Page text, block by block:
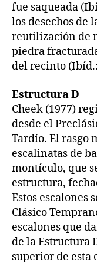
fue saqueada
los desechos de
reutilización de
piedra
del recinto
Estructura D
Cheek (1977)
desde el
Tardío. El rasgo
escalinatas de
montículo, que
estructura,
Estos escalones
Clásico
escalones que
de la Estructura
superior de esta